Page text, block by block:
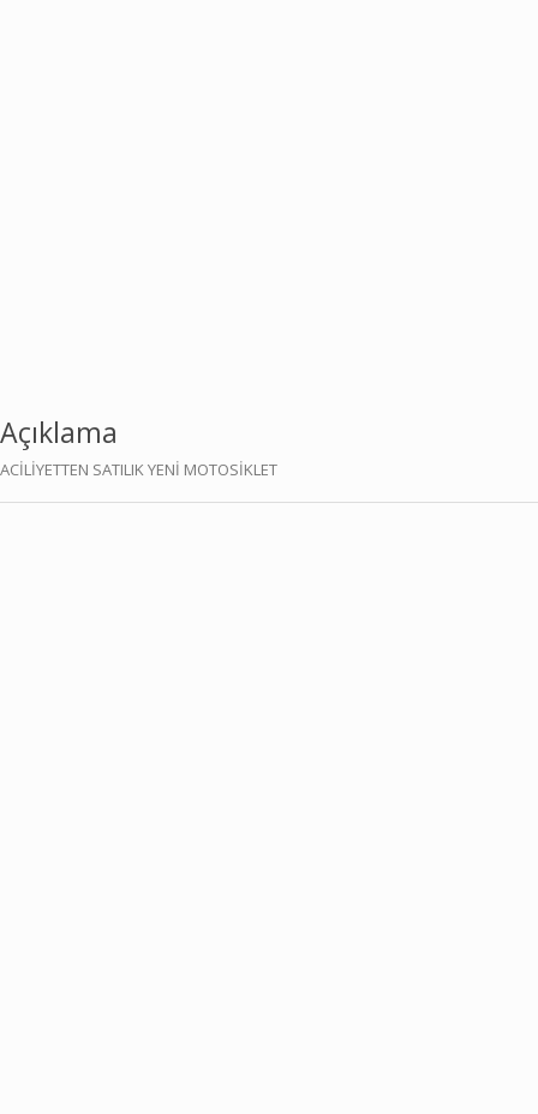
Açıklama
ACİLİYETTEN SATILIK YENİ MOTOSİKLET